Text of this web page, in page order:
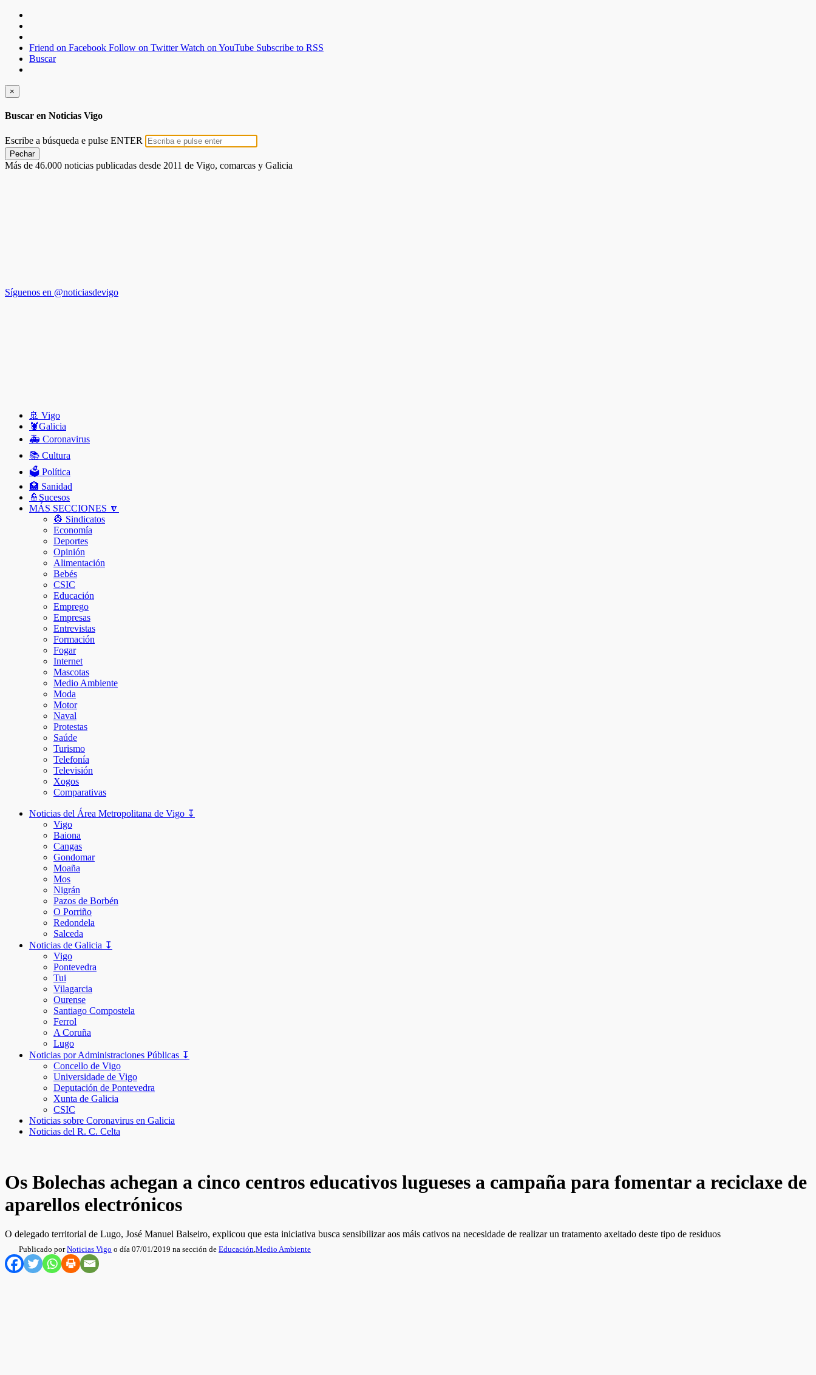
Friend on Facebook Follow on Twitter Watch on YouTube Subscribe to RSS
Buscar
×
Buscar en Noticias Vigo
Escribe a búsqueda e pulse ENTER
Pechar
Más de 46.000 noticias publicadas desde 2011 de Vigo, comarcas y Galicia
Síguenos en @noticiasdevigo
🚢 Vigo
🦞️Galicia
🚑 Coronavirus
📚 Cultura
🗳️ Política
🏥 Sanidad
👮Sucesos
MÁS SECCIONES 🔽
👷 Sindicatos
Economía
Deportes
Opinión
Alimentación
Bebés
CSIC
Educación
Emprego
Empresas
Entrevistas
Formación
Fogar
Internet
Mascotas
Medio Ambiente
Moda
Motor
Naval
Protestas
Saúde
Turismo
Telefonía
Televisión
Xogos
Comparativas
Noticias del Área Metropolitana de Vigo ↧
Vigo
Baiona
Cangas
Gondomar
Moaña
Mos
Nigrán
Pazos de Borbén
O Porriño
Redondela
Salceda
Noticias de Galicia ↧
Vigo
Pontevedra
Tui
Vilagarcia
Ourense
Santiago Compostela
Ferrol
A Coruña
Lugo
Noticias por Administraciones Públicas ↧
Concello de Vigo
Universidade de Vigo
Deputación de Pontevedra
Xunta de Galicia
CSIC
Noticias sobre Coronavirus en Galicia
Noticias del R. C. Celta
Os Bolechas achegan a cinco centros educativos lugueses a campaña para fomentar a reciclaxe de
aparellos electrónicos
O delegado territorial de Lugo, José Manuel Balseiro, explicou que esta iniciativa busca sensibilizar aos máis cativos na necesidade de realizar un tratamento axeitado deste tipo de residuos
Publicado porNoticias Vigo o día 07/01/2019 na sección de Educación,Medio Ambiente